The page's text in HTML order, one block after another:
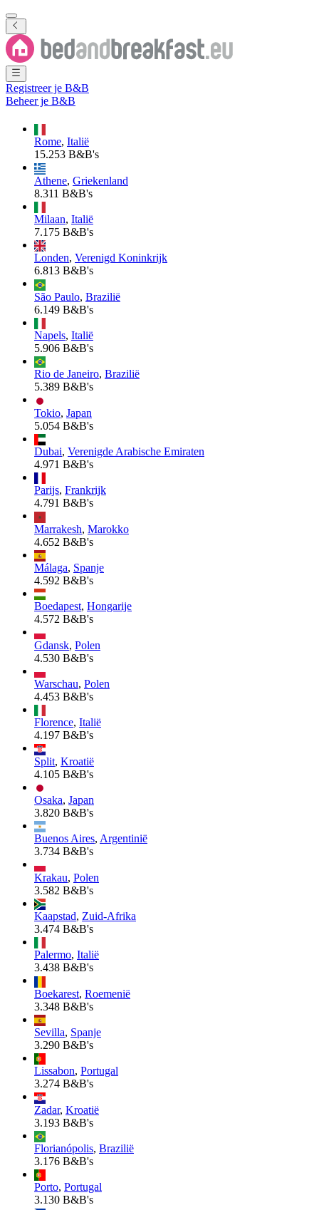
Registreer je B&B
Beheer je B&B
Rome, Italië
15.253 B&B's
Athene, Griekenland
8.311 B&B's
Milaan, Italië
7.175 B&B's
Londen, Verenigd Koninkrijk
6.813 B&B's
São Paulo, Brazilië
6.149 B&B's
Napels, Italië
5.906 B&B's
Rio de Janeiro, Brazilië
5.389 B&B's
Tokio, Japan
5.054 B&B's
Dubai, Verenigde Arabische Emiraten
4.971 B&B's
Parijs, Frankrijk
4.791 B&B's
Marrakesh, Marokko
4.652 B&B's
Málaga, Spanje
4.592 B&B's
Boedapest, Hongarije
4.572 B&B's
Gdansk, Polen
4.530 B&B's
Warschau, Polen
4.453 B&B's
Florence, Italië
4.197 B&B's
Split, Kroatië
4.105 B&B's
Osaka, Japan
3.820 B&B's
Buenos Aires, Argentinië
3.734 B&B's
Krakau, Polen
3.582 B&B's
Kaapstad, Zuid-Afrika
3.474 B&B's
Palermo, Italië
3.438 B&B's
Boekarest, Roemenië
3.348 B&B's
Sevilla, Spanje
3.290 B&B's
Lissabon, Portugal
3.274 B&B's
Zadar, Kroatië
3.193 B&B's
Florianópolis, Brazilië
3.176 B&B's
Porto, Portugal
3.130 B&B's